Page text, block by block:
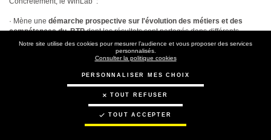
· Mène une démarche prospective sur l'évolution des métiers et des
compétences du BTPdont les résultats sont partagés dans différents
guides et observatoires ainsi qu'au travers de sa contribution à la rubrique
Innovation de Tendances BTP, le service de veille externe du CCCA BTP ;
Accompagne les expérimentations et les innovations
Hub, une plateforme d’innovation collaborative dédiée à l’apprentissage et
start-up et partenaires au sein du Hub'afin de créer une relation forte avec
les organismes de formation pour leur permettre d'anticiper et imaginer les
Notre site utilise des cookies pour mesurer l’audience et vous proposer des services
personnalisés.
Consulter la politique cookies
PERSONNALISER MES CHOIX
TOUT REFUSER
TOUT ACCEPTER